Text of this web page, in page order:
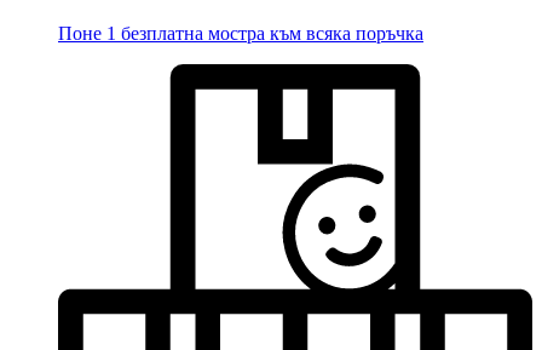
Поне 1 безплатна мостра към всяка поръчка